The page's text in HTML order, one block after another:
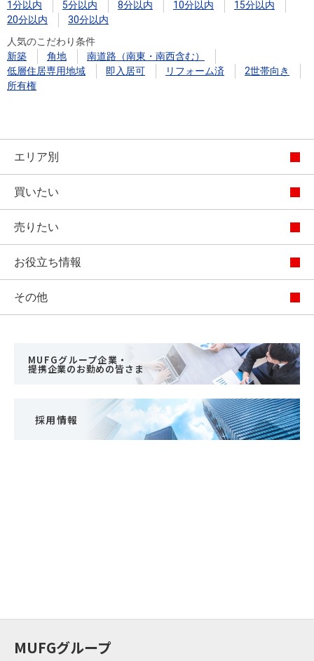
1分以内
5分以内 8分以内 10分以内
15分以内
20分以内
30分以内
人気のこだわり条件
新築
角地
南道路（南東・南西含む）
低層住居専用地域
即入居可 リフォーム済
2世帯向き
所有権
エリア別
買いたい
売りたい
お役立ち情報
その他
MUFGグループ企業・
提携企業のお勤めの皆さま
採用情報
MUFGグループ